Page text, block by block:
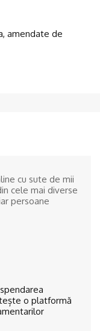
amendate de
cu sute de mii
cele mai diverse
persoane
o platformă